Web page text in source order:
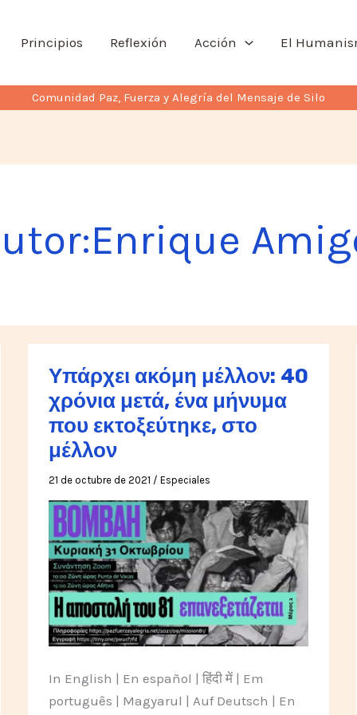
Principios Reflexión Acción El
Comunidad Paz, Fuerza y Alegría del Mensaje de Silo
Υπάρχει ακόμη μέλλον: 40
χρόνια μετά, ένα μήνυμα
που εκτοξεύτηκε, στο
μέλλον
21 de octubre de 2021 / Especiales
In English | En español | हिंदी में | Em
português | Magyarul | Auf Deutsch | En